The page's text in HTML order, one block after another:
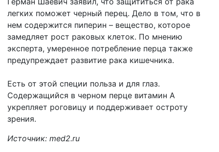
легких поможет черный перец. Дело в том, что в
нем содержится пиперин – вещество, которое
замедляет рост раковых клеток. По мнению
эксперта, умеренное потребление перца также
предупреждает развитие рака кишечника.
Есть от этой специи польза и для глаз.
Содержащийся в черном перце витамин А
укрепляет роговицу и поддерживает остроту
зрения.
Источник: med2.ru